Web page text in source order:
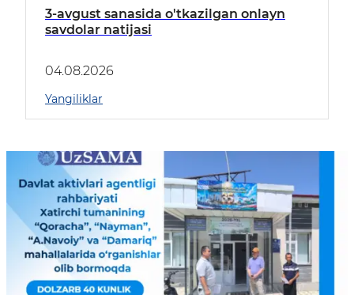
3-avgust sanasida o'tkazilgan onlayn
savdolar natijasi
04.08.2026
Yangiliklar